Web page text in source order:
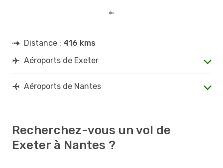
Distance : 416 kms
Aéroports de Exeter
Aéroports de Nantes
Recherchez-vous un vol de
Exeter à Nantes ?